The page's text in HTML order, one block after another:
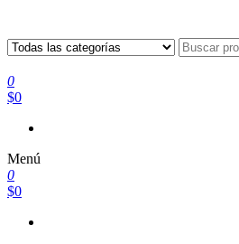
0
$0
Menú
0
$0